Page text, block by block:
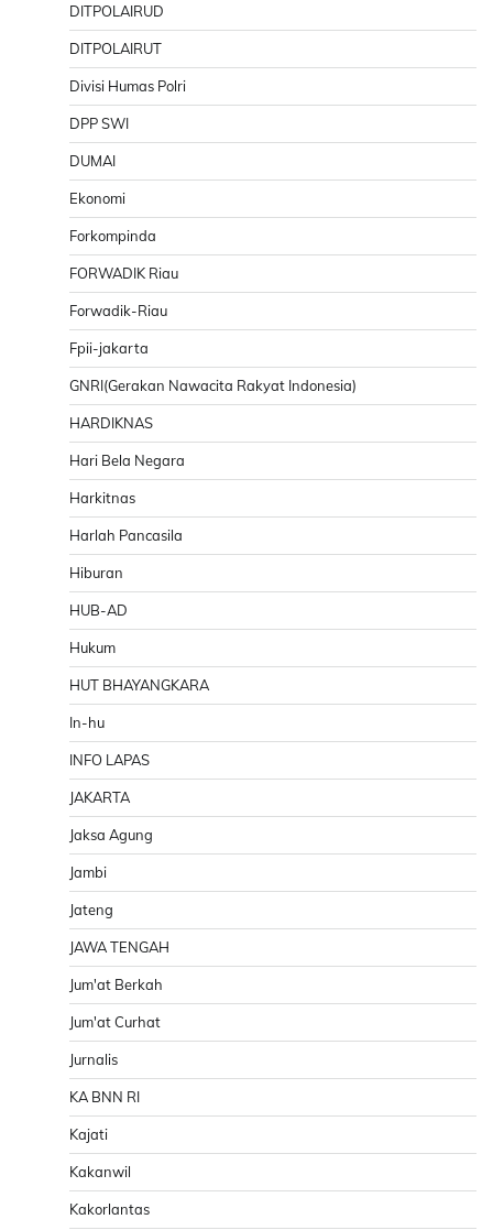
DITPOLAIRUD
DITPOLAIRUT
Divisi Humas Polri
DPP SWI
DUMAI
Ekonomi
Forkompinda
FORWADIK Riau
Forwadik-Riau
Fpii-jakarta
GNRI(Gerakan Nawacita Rakyat Indonesia)
HARDIKNAS
Hari Bela Negara
Harkitnas
Harlah Pancasila
Hiburan
HUB-AD
Hukum
HUT BHAYANGKARA
In-hu
INFO LAPAS
JAKARTA
Jaksa Agung
Jambi
Jateng
JAWA TENGAH
Jum'at Berkah
Jum'at Curhat
Jurnalis
KA BNN RI
Kajati
Kakanwil
Kakorlantas